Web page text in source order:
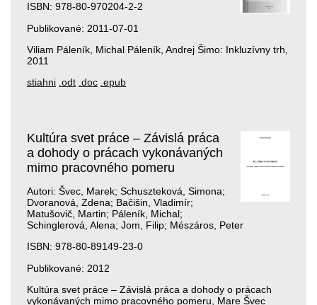
ISBN: 978-80-970204-2-2
Publikované: 2011-07-01
Viliam Páleník, Michal Páleník, Andrej Šimo: Inkluzívny trh,
2011
stiahni .odt .doc .epub
Kultúra svet práce – Závislá práca
a dohody o prácach vykonávaných
mimo pracovného pomeru
Autori: Švec, Marek; Schuszteková, Simona;
Dvoranová, Zdena; Bačišin, Vladimír;
Matušovič, Martin; Páleník, Michal;
Schinglerová, Alena; Jom, Filip; Mészáros, Peter
ISBN: 978-80-89149-23-0
Publikované: 2012
Kultúra svet práce – Závislá práca a dohody o prácach
vykonávaných mimo pracovného pomeru, Mare Švec